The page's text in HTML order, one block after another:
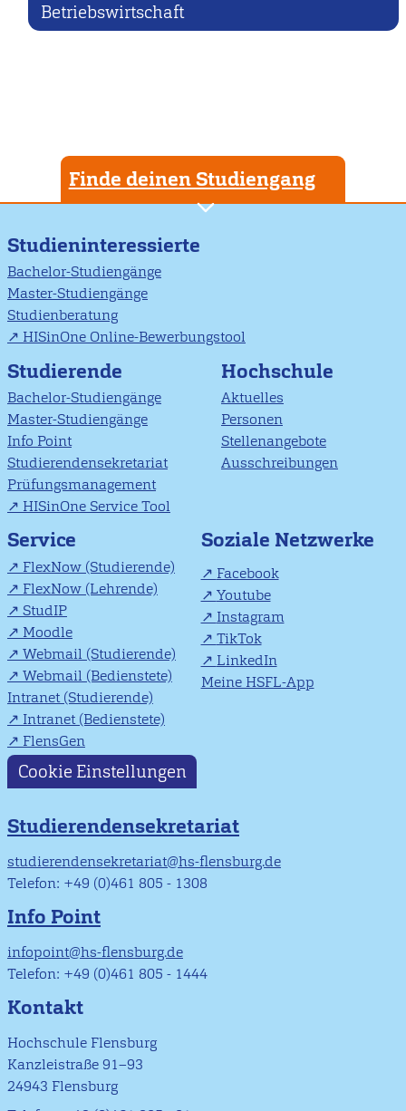
Betriebswirtschaft
Finde deinen Studiengang
Studieninteressierte
Bachelor-Studiengänge
Master-Studiengänge
Studienberatung
HISinOne Online-Bewerbungstool
Studierende
Bachelor-Studiengänge
Master-Studiengänge
Info Point
Studierendensekretariat
Prüfungsmanagement
HISinOne Service Tool
Hochschule
Aktuelles
Personen
Stellenangebote
Ausschreibungen
Service
FlexNow (Studierende)
FlexNow (Lehrende)
StudIP
Moodle
Webmail (Studierende)
Webmail (Bedienstete)
Intranet (Studierende)
Intranet (Bedienstete)
FlensGen
Soziale Netzwerke
Facebook
Youtube
Instagram
TikTok
LinkedIn
Meine HSFL-App
Cookie Einstellungen
Studierendensekretariat
studierendensekretariat@hs-flensburg.de
Telefon: +49 (0)461 805 - 1308
Info Point
infopoint@hs-flensburg.de
Telefon: +49 (0)461 805 - 1444
Kontakt
Hochschule Flensburg
Kanzleistraße 91–93
24943 Flensburg